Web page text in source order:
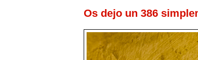
Os dejo un 386